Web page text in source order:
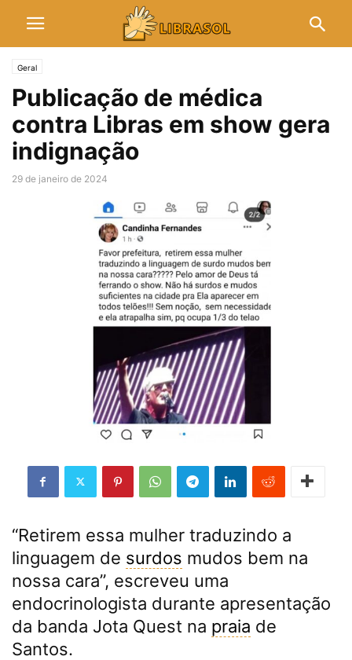
Geral
Publicação de médica
contra Libras em show gera
indignação
29 de janeiro de 2024
“Retirem essa mulher traduzindo a
linguagem de surdos mudos bem na
nossa cara”, escreveu uma
endocrinologista durante apresentação
da banda Jota Quest na praia de
Santos.